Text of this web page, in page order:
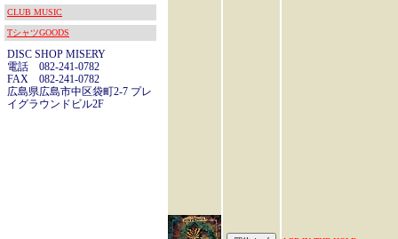
CLUB MUSIC
TシャツGOODS
DISC SHOP MISERY
電話 082-241-0782
FAX 082-241-0782
広島県広島市中区袋町2-7 プレ
イグラウンドビル2F